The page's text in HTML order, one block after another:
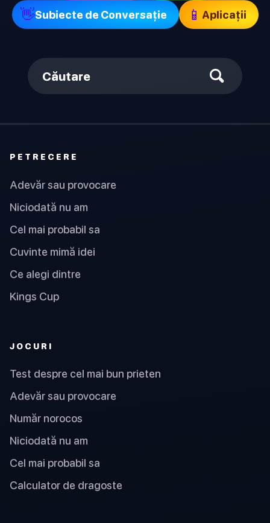
👋Subiecte de Conversație 📱 Aplicații
Căutare
PETRECERE
Adevăr sau provocare
Niciodată nu am
Cel mai probabil sa
Cuvinte mimă idei
Ce alegi dintre
Kings Cup
JOCURI
Test despre cel mai bun prieten
Adevăr sau provocare
Număr norocos
Niciodată nu am
Cel mai probabil sa
Calculator de dragoste